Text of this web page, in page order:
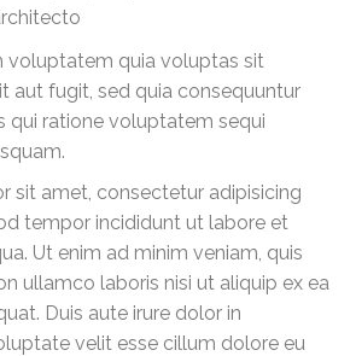
voluptatem quia voluptas sit
aut fugit, sed quia consequuntur
qui ratione voluptatem sequi
sit amet, consectetur adipisicing
tempor incididunt ut labore et
Ut enim ad minim veniam, quis
ullamco laboris nisi ut aliquip ex ea
Duis aute irure dolor in
velit esse cillum dolore eu